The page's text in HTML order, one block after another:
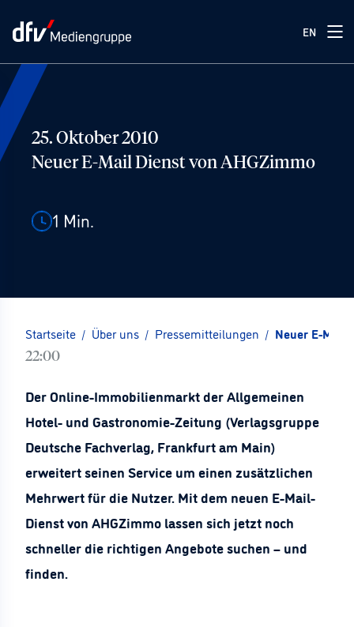
EN
25. Oktober 2010
Neuer E-Mail Dienst von AHGZimmo
1 Min.
Startseite / Über uns / Pressemitteilungen / Neuer E-Mail
22:00
Der Online-Immobilienmarkt der Allgemeinen
Hotel- und Gastronomie-Zeitung (Verlagsgruppe
Deutsche Fachverlag, Frankfurt am Main)
erweitert seinen Service um einen zusätzlichen
Mehrwert für die Nutzer. Mit dem neuen E-Mail-
Dienst von AHGZimmo lassen sich jetzt noch
schneller die richtigen Angebote suchen – und
finden.